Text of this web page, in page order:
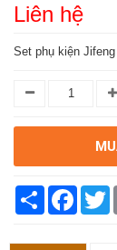
Liên hệ
Set phụ kiện
Chia
sẻ